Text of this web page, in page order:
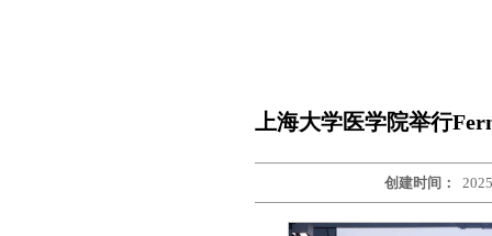
上海大学医学院举行
创建时间：